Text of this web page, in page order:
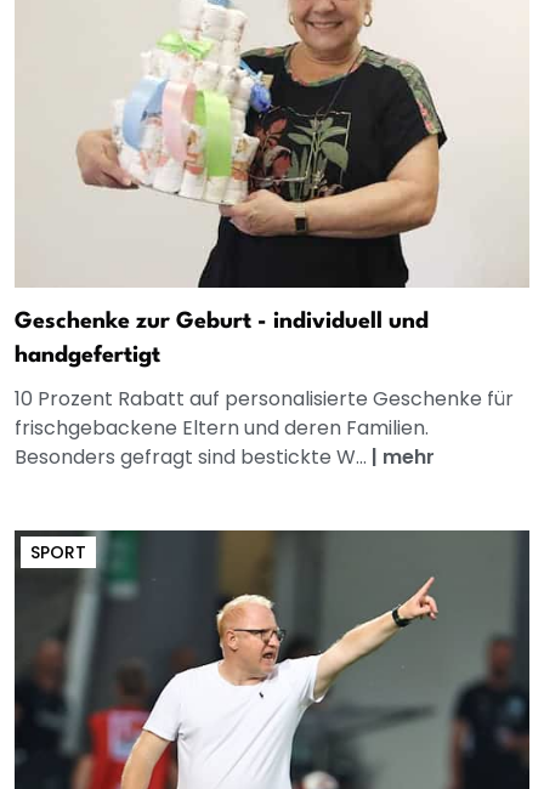
Geschenke zur Geburt - individuell und
handgefertigt
10 Prozent Rabatt auf personalisierte Geschenke für
frischgebackene Eltern und deren Familien.
Besonders gefragt sind bestickte W... | mehr
SPORT